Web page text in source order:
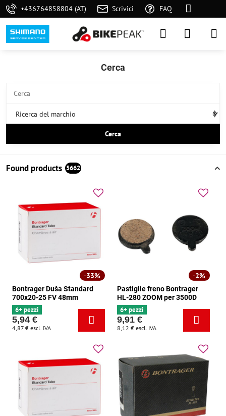
+436764858804 (AT) Scrivici FAQ
Cerca
Cerca
Found products 5662
33%
Bontrager Duša Standard
700x20-25 FV 48mm
6+ pezzi
5,94 €
4,87 € escl. IVA
2%
Pastiglie freno Bontrager
HL-280 ZOOM per 3500D
6+ pezzi
9,91 €
8,12 € escl. IVA